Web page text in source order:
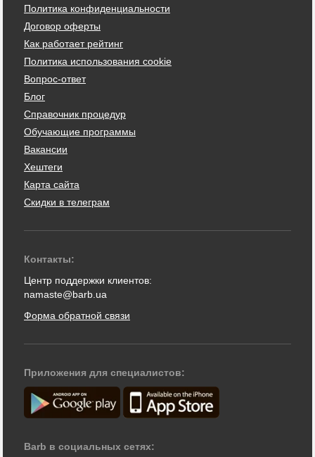
Политика конфиденциальности
Договор оферты
Как работает рейтинг
Политика использования cookie
Вопрос-ответ
Блог
Справочник процедур
Обучающие программы
Вакансии
Хештеги
Карта сайта
Скидки в телеграм
Контакты:
Центр поддержки клиентов:
namaste@barb.ua
Форма обратной связи
Приложения для специалистов:
Barb в социальных сетях: